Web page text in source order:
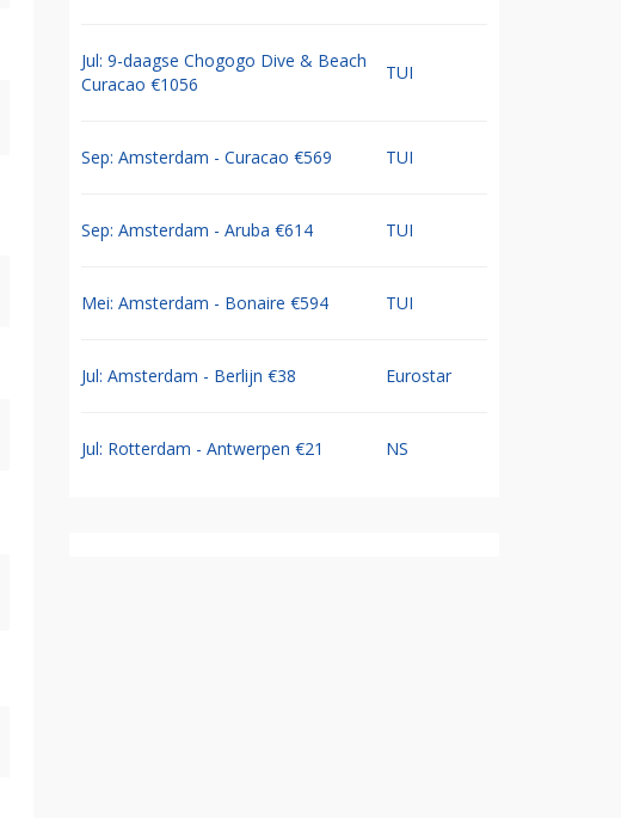
Jul: 9-daagse Chogogo Dive & Beach
Curacao €1056
TUI
Sep: Amsterdam - Curacao €569 TUI
Sep: Amsterdam - Aruba €614 TUI
Mei: Amsterdam - Bonaire €594 TUI
Jul: Amsterdam - Berlijn €38 Eurostar
Jul: Rotterdam - Antwerpen €21 NS